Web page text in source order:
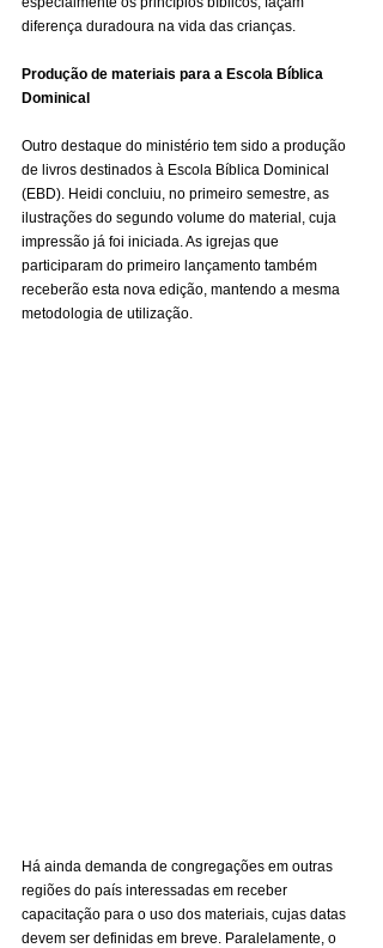
diferença duradoura na vida das crianças.
Produção de materiais para a Escola Bíblica
Dominical
Outro destaque do ministério tem sido a produção
de livros destinados à Escola Bíblica Dominical
(EBD). Heidi concluiu, no primeiro semestre, as
ilustrações do segundo volume do material, cuja
impressão já foi iniciada. As igrejas que
participaram do primeiro lançamento também
receberão esta nova edição, mantendo a mesma
metodologia de utilização.
Há ainda demanda de congregações em outras
regiões do país interessadas em receber
capacitação para o uso dos materiais, cujas datas
devem ser definidas em breve. Paralelamente, o